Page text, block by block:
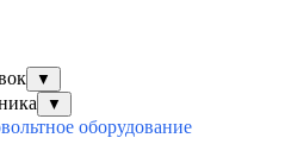
▼
▼
оборудование